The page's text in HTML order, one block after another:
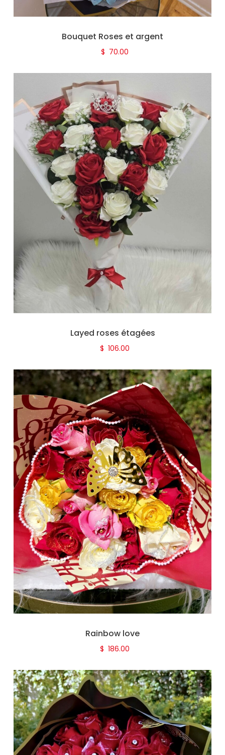
Bouquet Roses et argent
$ 70.00
Layed roses étagées
$ 106.00
Rainbow love
$ 186.00